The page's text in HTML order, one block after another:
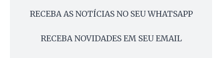
RECEBA AS NOTÍCIAS NO SEU WHATSAPP
RECEBA NOVIDADES EM SEU EMAIL